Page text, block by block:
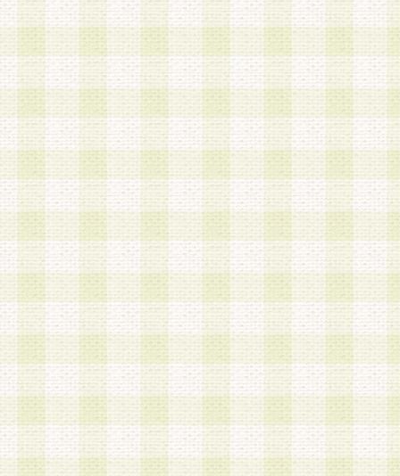
c.会員からの電話、メール等の問い合わせなどへ
d.その他これらに付随する業務
2.当社は、会員個人を識別することのできる情報
会員情報を本人の承諾なく第三者に開示すること
人を識別できる情報について第三者に開示または
社は事前に会員本人の同意を得るものとします。
3.前項の定めに拘わらず、当社は、以下の目的に
意を 得ることなく、会員個人を識別できる情報
づき選定した委託業者に対して当社の責任におい
できるものとします。な お、当社は、当該委託
契約を締結しこれを遵守させるとともに、本規約
の注意をもって当該情報を使用させるものとし ま
a.本サービスに係る謝礼、景品、調査サンプル品
b.会員からの電話、メール等の問い合わせなどへ
c.モバイルリサーチ、またはグループ形式による
実施もしくは運営
d.その他これらに付随する業務
4.会員は、住所、電話番号その他の登録情報につ
合は、速やかに当社所定の変更手続きを行うもの